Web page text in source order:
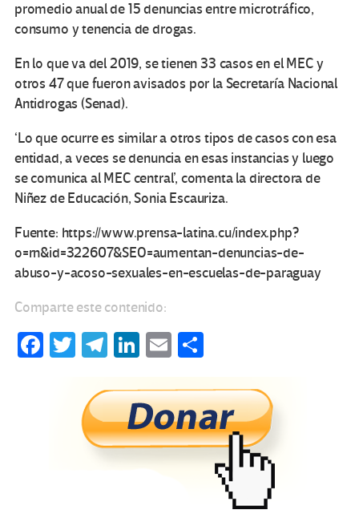
promedio anual de 15 denuncias entre microtráfico,
consumo y tenencia de drogas.
En lo que va del 2019, se tienen 33 casos en el MEC y
otros 47 que fueron avisados por la Secretaría Nacional
Antidrogas (Senad).
‘Lo que ocurre es similar a otros tipos de casos con esa
entidad, a veces se denuncia en esas instancias y luego
se comunica al MEC central’, comenta la directora de
Niñez de Educación, Sonia Escauriza.
Fuente: https://www.prensa-latina.cu/index.php?
o=rn&id=322607&SEO=aumentan-denuncias-de-
abuso-y-acoso-sexuales-en-escuelas-de-paraguay
Comparte este contenido:
Fa T
tt
er
Te
gr
a
m
Li
ke
dI
n
E
ail m
p
ar
tir